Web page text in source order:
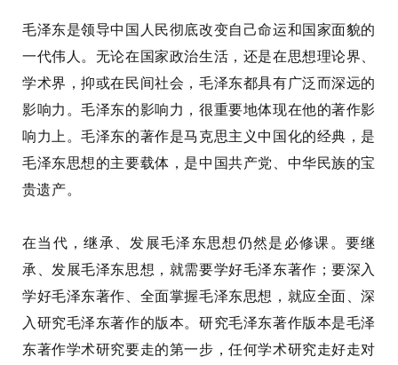
毛泽东是领导中国人民彻底改变自己命运和国家面貌的
一代伟人。无论在国家政治生活，还是在思想理论界、
学术界，抑或在民间社会，毛泽东都具有广泛而深远的
影响力。毛泽东的影响力，很重要地体现在他的著作影
响力上。毛泽东的著作是马克思主义中国化的经典，是
毛泽东思想的主要载体，是中国共产党、中华民族的宝
贵遗产。
在当代，继承、发展毛泽东思想仍然是必修课。要继
承、发展毛泽东思想，就需要学好毛泽东著作；要深入
学好毛泽东著作、全面掌握毛泽东思想，就应全面、深
入研究毛泽东著作的版本。研究毛泽东著作版本是毛泽
东著作学术研究要走的第一步，任何学术研究走好走对